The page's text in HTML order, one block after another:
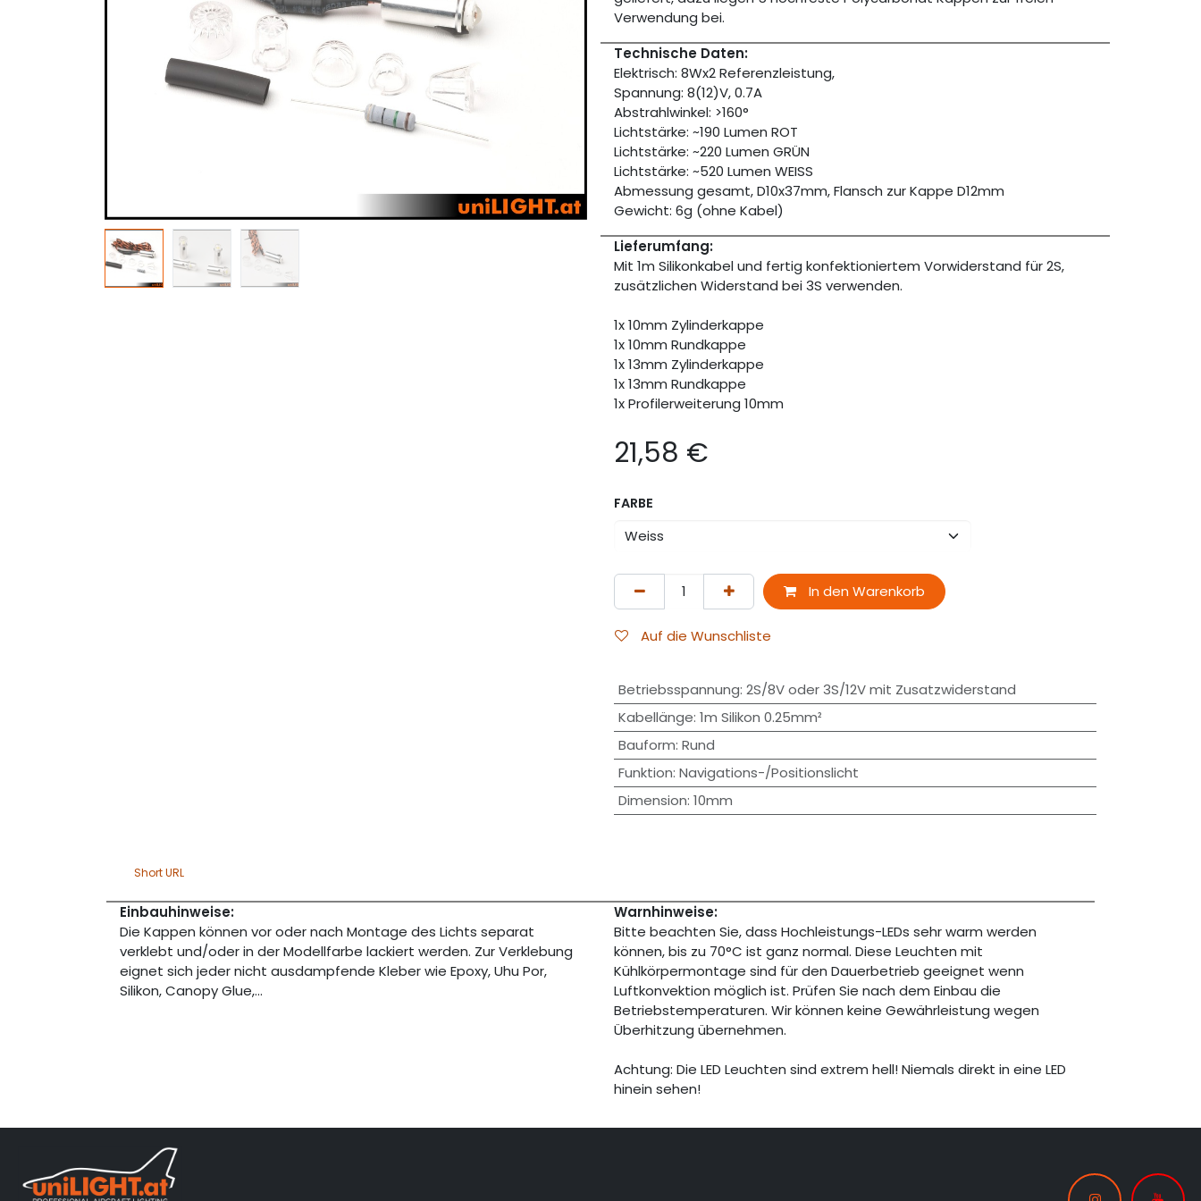
Verwendung bei.
Technische Daten:
Elektrisch: 8Wx2 Referenzleistung,
Spannung: 8(12)V, 0.7A
Abstrahlwinkel: >160°
Lichtstärke: ~190 Lumen ROT
Lichtstärke: ~220 Lumen GRÜN
Lichtstärke: ~520 Lumen WEISS
Abmessung gesamt, D10x37mm, Flansch zur Kappe D12mm
Gewicht: 6g (ohne Kabel)
Lieferumfang:
Mit 1m Silikonkabel und fertig konfektioniertem Vorwiderstand für 2S,
zusätzlichen Widerstand bei 3S verwenden.
1x 10mm Zylinderkappe
1x 10mm Rundkappe
1x 13mm Zylinderkappe
1x 13mm Rundkappe
1x Profilerweiterung 10mm
21,58 €
FARBE
In den Warenkorb
Auf die Wunschliste
Betriebsspannung: 2S/8V oder 3S/12V mit Zusatzwiderstand
Kabellänge: 1m Silikon 0.25mm²
Bauform: Rund
Funktion: Navigations-/Positionslicht
Dimension: 10mm
Short URL
Einbauhinweise:
Die Kappen können vor oder nach Montage des Lichts separat
verklebt und/oder in der Modellfarbe lackiert werden. Zur Verklebung
eignet sich jeder nicht ausdampfende Kleber wie Epoxy, Uhu Por,
Silikon, Canopy Glue,...
Warnhinweise:
Bitte beachten Sie, dass Hochleistungs-LEDs sehr warm werden
können, bis zu 70°C ist ganz normal. Diese Leuchten mit
Kühlkörpermontage sind für den Dauerbetrieb geeignet wenn
Luftkonvektion möglich ist. Prüfen Sie nach dem Einbau die
Betriebstemperaturen. Wir können keine Gewährleistung wegen
Überhitzung übernehmen.
Achtung: Die LED Leuchten sind extrem hell! Niemals direkt in eine LED
hinein sehen!